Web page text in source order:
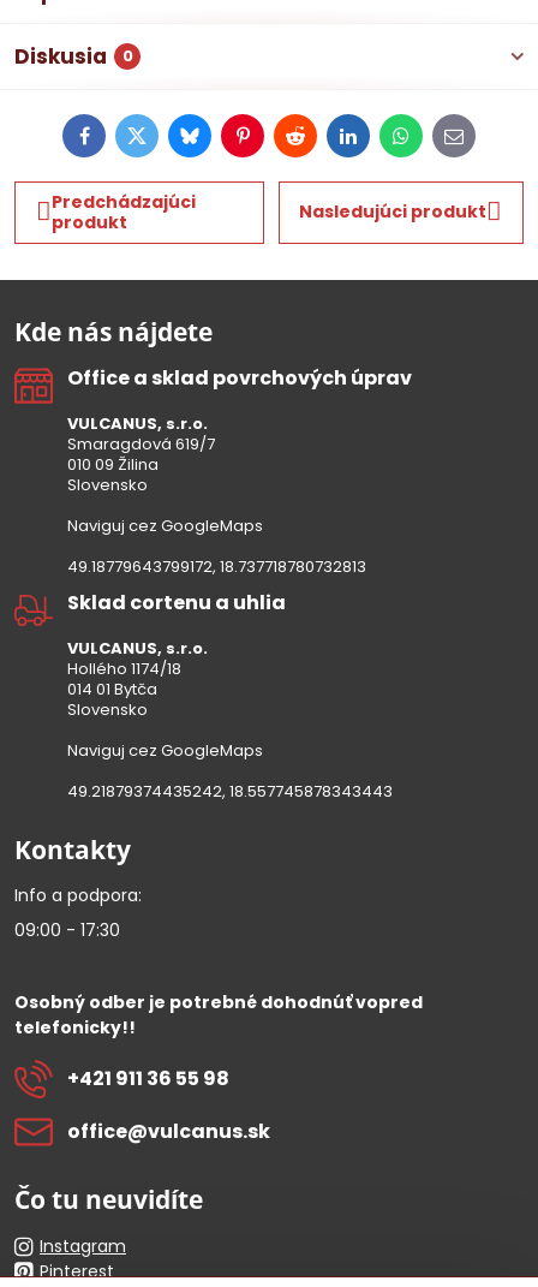
Diskusia 0
FacebookTwitterBlueskyPinterestRedditLinkedInWhatsApp
E-
mail
Predchádzajúci
produkt
Nasledujúci produkt
Kde nás nájdete
Office a sklad povrchových úprav
VULCANUS, s.r.o.
Smaragdová 619/7
010 09 Žilina
Slovensko
Naviguj cez GoogleMaps
49.18779643799172, 18.737718780732813
Sklad cortenu a uhlia
VULCANUS, s.r.o.
Hollého 1174/18
014 01 Bytča
Slovensko
Naviguj cez GoogleMaps
49.21879374435242, 18.557745878343443
Kontakty
Info a podpora:
09:00 - 17:30
Osobný odber je potrebné dohodnúť vopred
telefonicky!!
+421 911 36 55 98
office​@vulcanus​.sk
Čo tu neuvidíte
Instagram
Pinterest